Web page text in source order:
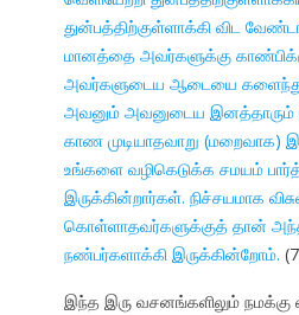
துன்பத்திற்குள்ளாக்கி விட
மானத்தை அவர்களுக்கு
அவர்களுடைய ஆடையை களைந்து
அவனும் அவனுடைய
காண முடியாதவாறு (மறைவாக)
உங்களை வழிகெடுக்க சமயம்
இருக்கின்றார்கள். நிச்சயமாக
கொள்ளாதவர்களுக்குத் தான்
நண்பர்களாக்கி இருக்கின்றோம்.
இந்த இரு வசனங்களிலும் நமக்கு